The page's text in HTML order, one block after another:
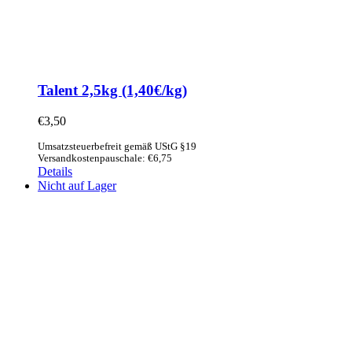
Talent 2,5kg (1,40€/kg)
€3,50
Umsatzsteuerbefreit gemäß UStG §19
Versandkostenpauschale: €6,75
Details
Nicht auf Lager